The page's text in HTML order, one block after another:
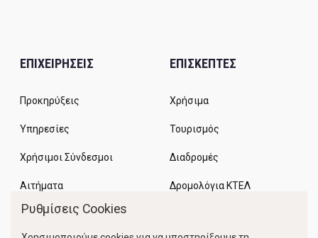
ΕΠΙΧΕΙΡΗΣΕΙΣ
Προκηρύξεις
Υπηρεσίες
Χρήσιμοι Σύνδεσμοι
Αιτήματα
ΕΠΙΣΚΕΠΤΕΣ
Χρήσιμα
Τουρισμός
Διαδρομές
Δρομολόγια ΚΤΕΛ
Ρυθμίσεις Cookies